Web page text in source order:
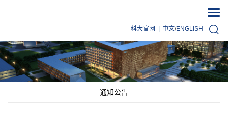
科大官网 中文/ENGLISH
通知公告